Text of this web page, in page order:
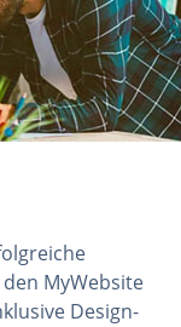
MyWebsite
Design-